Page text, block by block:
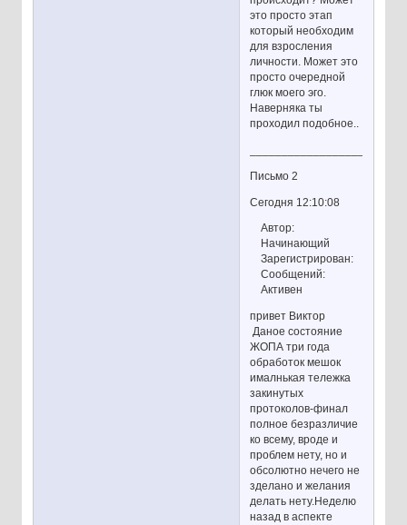
это просто этап
который необходим
для взросления
личности. Может это
просто очередной
глюк моего эго.
Наверняка ты
проходил подобное..
Письмо 2
Сегодня 12:10:08
Автор:
Начинающий
Зарегистрирован:
Сообщений:
Активен
привет Виктор
Даное состояние
ЖОПА три года
обработок мешок
ималнькая тележка
закинутых
протоколов-финал
полное безразличие
ко всему, вроде и
проблем нету, но и
обсолютно нечего не
зделано и желания
делать нету.Неделю
назад в аспекте